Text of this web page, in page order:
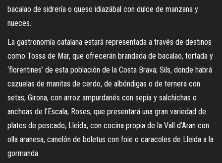
bacalao de sidrería o queso idiazábal con dulce de manzana y
nueces.
La gastronomía catalana estará representada a través de destinos
como Tossa de Mar, que ofrecerán brandada de bacalao, tortada y
‘florentines’ de esta población de la Costa Brava; Sils, donde habrá
cazuelas de manitas de cerdo, de albóndigas o de ternera con
setas; Girona, con arroz ampurdanés con sepia y salchichas o
anchoas de l’Escala; Roses, que presentará una gran variedad de
platos de pescado; Lleida, con cocina propia de la Vall d’Aran con
olla aranesa, canelón de boletus con foie o caracoles de Lleida a la
gormanda.